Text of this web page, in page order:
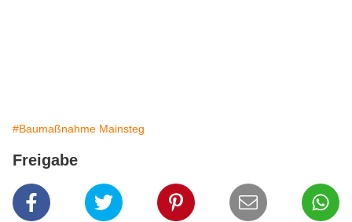
#Baumaßnahme Mainsteg
Freigabe